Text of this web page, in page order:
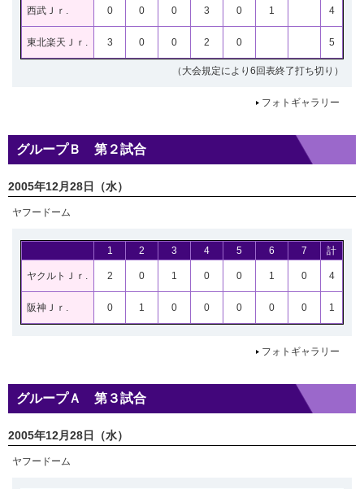
西武Ｊｒ. 0 0 0 3 0 1 4
東北楽天Ｊｒ. 3 0 0 2 0 5
（大会規定により6回表終了打ち切り）
フォトギャラリー
グループＢ 第２試合
2005年12月28日（水）
ヤフードーム
1 2 3 4 5 6 7 計
ヤクルトＪｒ. 2 0 1 0 0 1 0 4
阪神Ｊｒ. 0 1 0 0 0 0 0 1
フォトギャラリー
グループＡ 第３試合
2005年12月28日（水）
ヤフードーム